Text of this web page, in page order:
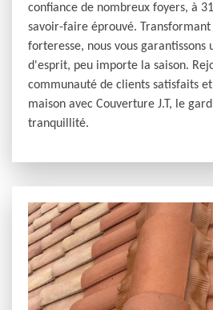
confiance de nombreux foyers, à
savoir-faire éprouvé.
forteresse, nous vous
d'esprit, peu importe la saison.
communauté de clients satisfaits
maison avec Couverture J.T, le
tranquillité.